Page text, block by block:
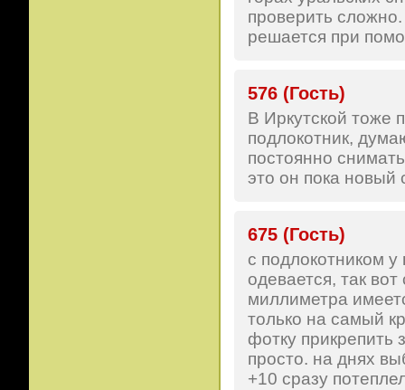
проверить сложно.
решается при
576 (Гость)
В Иркутской тоже
подлокотник,
постоянно
это он пока новый
675 (Гость)
с подлокотником
одевается, так
миллиметра
только на самый
фотку прикрепить
просто. на днях
+10 сразу